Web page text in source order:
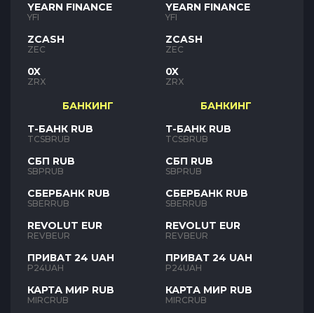
YEARN FINANCE
YFI
ZCASH
ZEC
0X
ZRX
БАНКИНГ
Т-БАНК RUB
TCSBRUB
СБП RUB
SBPRUB
СБЕРБАНК RUB
SBERRUB
REVOLUT EUR
REVBEUR
ПРИВАТ 24 UAH
P24UAH
КАРТА МИР RUB
MIRCRUB
YEARN FINANCE
YFI
ZCASH
ZEC
0X
ZRX
БАНКИНГ
Т-БАНК RUB
TCSBRUB
СБП RUB
SBPRUB
СБЕРБАНК RUB
SBERRUB
REVOLUT EUR
REVBEUR
ПРИВАТ 24 UAH
P24UAH
КАРТА МИР RUB
MIRCRUB